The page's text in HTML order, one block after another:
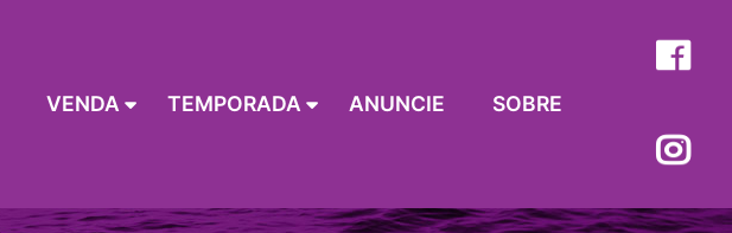
VENDA TEMPORADA ANUNCIE SOBRE